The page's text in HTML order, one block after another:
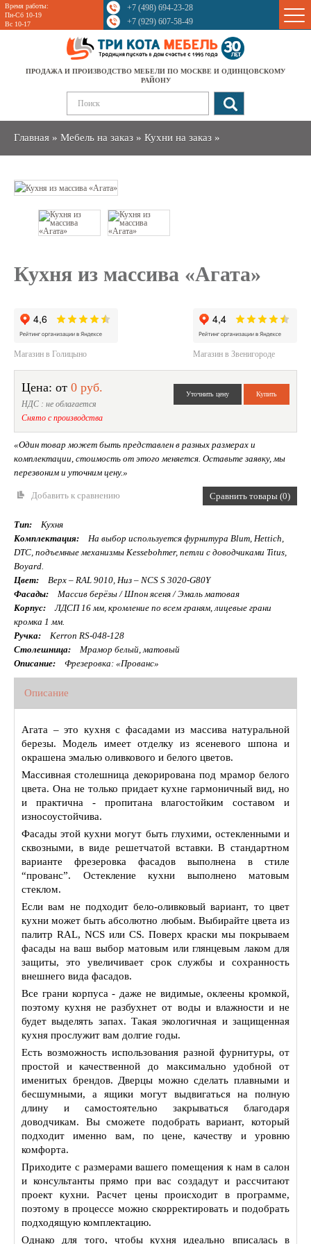
Время работы:
Пн-Сб 10-19
Вс 10-17
+7 (498) 694-23-28
+7 (929) 607-58-49
ПРОДАЖА И ПРОИЗВОДСТВО МЕБЕЛИ ПО МОСКВЕ И ОДИНЦОВСКОМУ
РАЙОНУ
Главная » Мебель на заказ » Кухни на заказ »
Sale
Кухня из массива «Агата»
Магазин в Голицыно Магазин в Звенигороде
Цена: от 0 руб.
НДС : не облагается
Снято с производства
«Один товар может быть представлен в разных размерах и
комплектации, стоимость от этого меняется. Оставьте заявку, мы
перезвоним и уточним цену.»
Добавить к сравнению Сравнить товары (0)
Тип:
Кухня
Комплектация:
На выбор используется фурнитура Blum, Hettich,
DTC, подъемные механизмы Kessebohmer, петли с доводчиками Titus,
Boyard.
Цвет:
Верх – RAL 9010, Низ – NCS S 3020-G80Y
Фасады:
Массив берёзы / Шпон ясеня / Эмаль матовая
Корпус:
ЛДСП 16 мм, кромление по всем граням, лицевые грани
кромка 1 мм.
Ручка:
Kerron RS-048-128
Столешница:
Мрамор белый, матовый
Описание:
Фрезеровка: «Прованс»
Описание
Агата – это кухня с фасадами из массива натуральной
березы. Модель имеет отделку из ясеневого шпона и
окрашена эмалью оливкового и белого цветов.
Массивная столешница декорирована под мрамор белого
цвета. Она не только придает кухне гармоничный вид, но
и практична - пропитана влагостойким составом и
износоустойчива.
Фасады этой кухни могут быть глухими, остекленными и
сквозными, в виде решетчатой вставки. В стандартном
варианте фрезеровка фасадов выполнена в стиле
“прованс”. Остекление кухни выполнено матовым
стеклом.
Если вам не подходит бело-оливковый вариант, то цвет
кухни может быть абсолютно любым. Выбирайте цвета из
палитр RAL, NCS или CS. Поверх краски мы покрываем
фасады на ваш выбор матовым или глянцевым лаком для
защиты, это увеличивает срок службы и сохранность
внешнего вида фасадов.
Все грани корпуса - даже не видимые, оклеены кромкой,
поэтому кухня не разбухнет от воды и влажности и не
будет выделять запах. Такая экологичная и защищенная
кухня прослужит вам долгие годы.
Есть возможность использования разной фурнитуры, от
простой и качественной до максимально удобной от
именитых брендов. Дверцы можно сделать плавными и
бесшумными, а ящики могут выдвигаться на полную
длину и самостоятельно закрываться благодаря
доводчикам. Вы сможете подобрать вариант, который
подходит именно вам, по цене, качеству и уровню
комфорта.
Приходите с размерами вашего помещения к нам в салон
и консультанты прямо при вас создадут и рассчитают
проект кухни. Расчет цены происходит в программе,
поэтому в процессе можно скорректировать и подобрать
подходящую комплектацию.
Однако для того, чтобы кухня идеально вписалась в